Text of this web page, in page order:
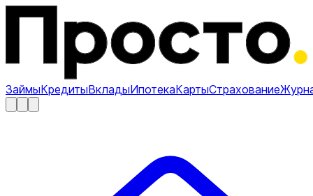
ЗаймыКредитыВкладыИпотекаКартыСтрахование